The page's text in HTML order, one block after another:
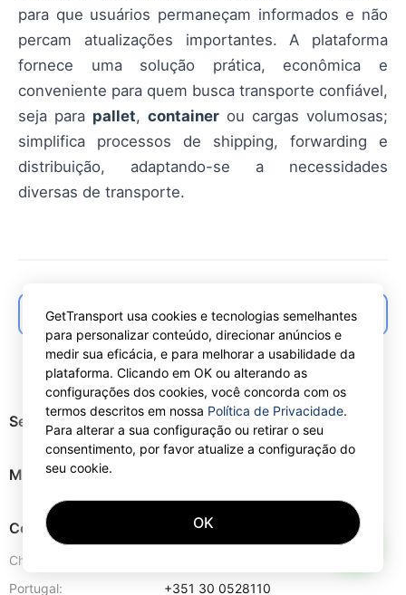
para que usuários permaneçam informados e não
percam atualizações importantes. A plataforma
fornece uma solução prática, econômica e
conveniente para quem busca transporte confiável,
seja para pallet, container ou cargas volumosas;
simplifica processos de shipping, forwarding e
distribuição, adaptando-se a necessidades
diversas de transporte.
← Back to articles list
Serviços
Mapa do site
Contactos
Chipre:
Portugal:
+351 30 0528110
GetTransport usa cookies e tecnologias semelhantes
para personalizar conteúdo, direcionar anúncios e
medir sua eficácia, e para melhorar a usabilidade da
plataforma. Clicando em OK ou alterando as
configurações dos cookies, você concorda com os
termos descritos em nossa Política de Privacidade.
Para alterar a sua configuração ou retirar o seu
consentimento, por favor atualize a configuração do
seu cookie.
OK
AI